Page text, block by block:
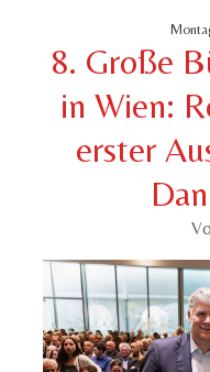
8. Große
in Wien:
erster